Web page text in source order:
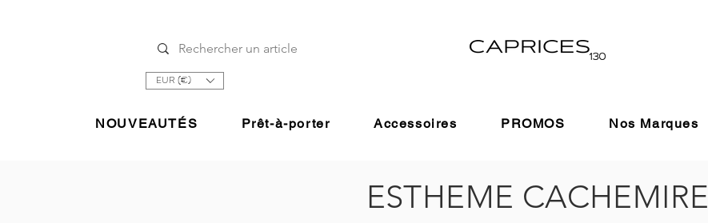
EUR (€)
NOUVEAUTÉS Prêt-à-porter Accessoires PROMOS Nos Marques
ESTHEME CACHEMIRE